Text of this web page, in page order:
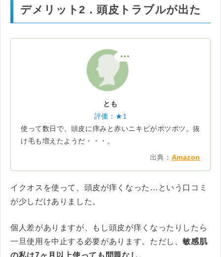
デメリット2．頭皮トラブルが出た
とも
評価：★1
使って数日で、頭皮に痒みと赤いニキビがポツポツ。抜
け毛も増えたようだ・・・。
出典： Amazon
イクオスを使って、頭皮が痒くなった…という口コミ
が少しだけありました。
個人差がありますが、もし頭皮が痒くなったりしたら
一旦使用を中止する必要があります。ただし、敏感肌